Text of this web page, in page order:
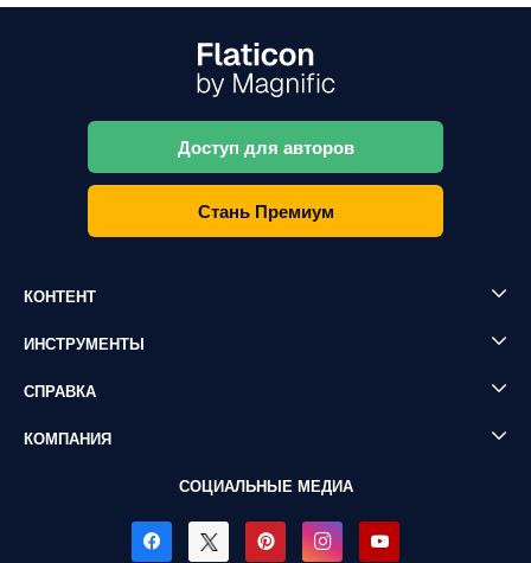
Доступ для авторов
Стань Премиум
КОНТЕНТ
ИНСТРУМЕНТЫ
СПРАВКА
КОМПАНИЯ
СОЦИАЛЬНЫЕ МЕДИА